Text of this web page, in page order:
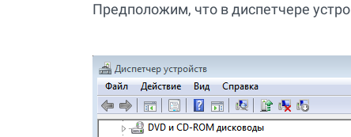
Предположим, что в диспетчере